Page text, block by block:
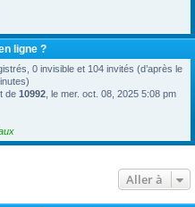
ligne ?
0 invisible et 104 invités (d’après le
de 10992 , le mer. oct. 08, 2025 5:08 pm
Aller à